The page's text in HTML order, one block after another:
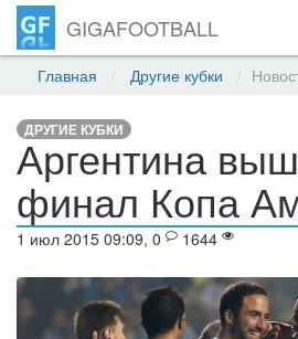
GIGAFOOTBALL
Главная Другие кубки
ДРУГИЕ КУБКИ
Аргентина
финал Копа
1 июл 2015 09:09, 0 1644